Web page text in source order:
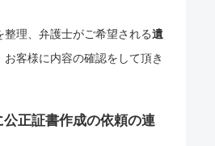
整理、弁護士がご希望される遺
お客様に内容の確認をして頂き
正証書作成の依頼の連